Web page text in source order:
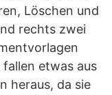
Löschen und
rechts zwei
etwas aus
heraus, da sie